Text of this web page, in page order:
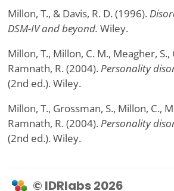
Millon, T., & Davis, R. D. (1996).
DSM-IV and beyond. Wiley.
Millon, T., Millon, C. M., Meagher, S.,
Ramnath, R. (2004). Personality
(2nd ed.). Wiley.
Millon, T., Grossman, S., Millon, C.,
Ramnath, R. (2004). Personality
(2nd ed.). Wiley.
© IDRlabs 2026